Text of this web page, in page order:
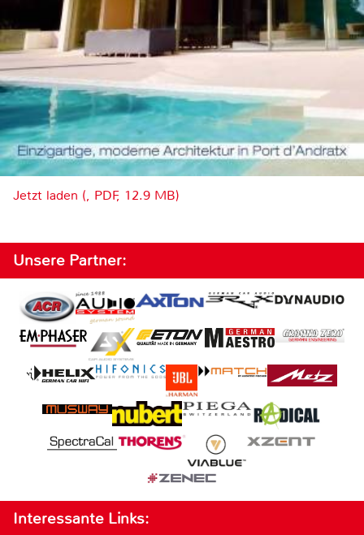
Jetzt laden (, PDF, 12.9 MB)
Unsere Partner:
Interessante Links: